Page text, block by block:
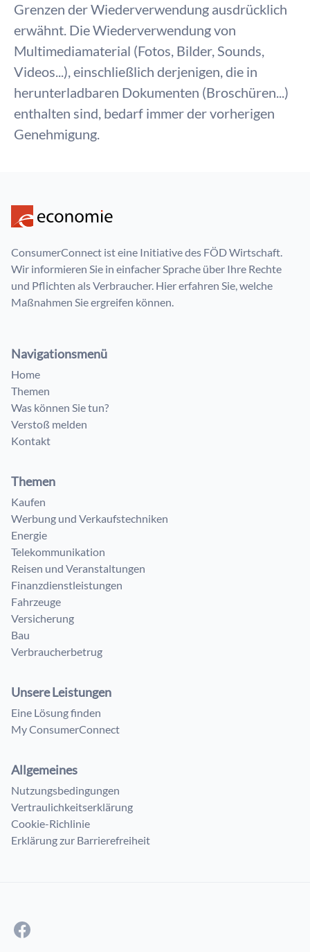
Grenzen der Wiederverwendung ausdrücklich
erwähnt. Die Wiederverwendung von
Multimediamaterial (Fotos, Bilder, Sounds,
Videos...), einschließlich derjenigen, die in
herunterladbaren Dokumenten (Broschüren...)
enthalten sind, bedarf immer der vorherigen
Genehmigung.
ConsumerConnect ist eine Initiative des FÖD Wirtschaft.
Wir informieren Sie in einfacher Sprache über Ihre Rechte
und Pflichten als Verbraucher. Hier erfahren Sie, welche
Maßnahmen Sie ergreifen können.
Navigationsmenü
Home
Themen
Was können Sie tun?
Verstoß melden
Kontakt
Themen
Kaufen
Werbung und Verkaufstechniken
Energie
Telekommunikation
Reisen und Veranstaltungen
Finanzdienstleistungen
Fahrzeuge
Versicherung
Bau
Verbraucherbetrug
Unsere Leistungen
Eine Lösung finden
My ConsumerConnect
Allgemeines
Nutzungsbedingungen
Vertraulichkeitserklärung
Cookie-Richlinie
Erklärung zur Barrierefreiheit